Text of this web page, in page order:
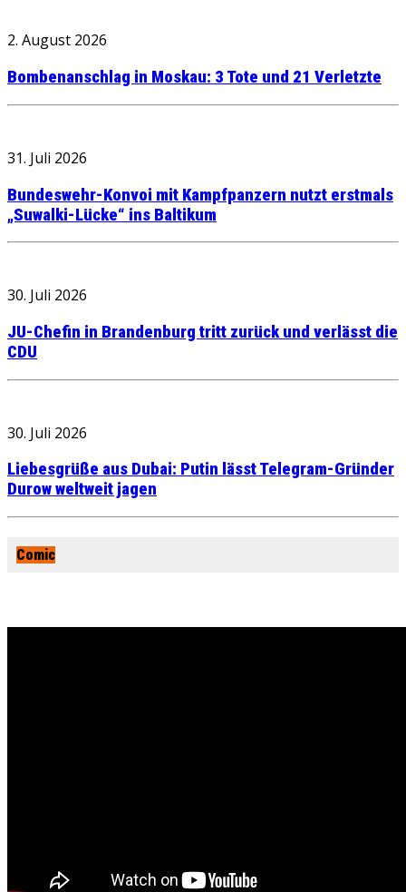
2. August 2026
Bombenanschlag in Moskau: 3 Tote und 21 Verletzte
31. Juli 2026
Bundeswehr-Konvoi mit Kampfpanzern nutzt erstmals
„Suwalki-Lücke“ ins Baltikum
30. Juli 2026
JU-Chefin in Brandenburg tritt zurück und verlässt die
CDU
30. Juli 2026
Liebesgrüße aus Dubai: Putin lässt Telegram-Gründer
Durow weltweit jagen
Comic